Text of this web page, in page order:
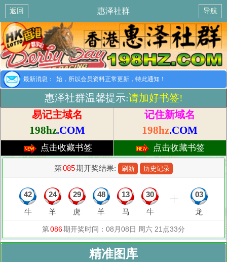
返回 惠泽社群 导航
最新消息：
示：8月1日开始，所以会员资料正常更新，特此通知！
惠泽社群温馨提示:请加好书签!
易记主域名
198hz.COM
记住新域名
198hz.COM
点击收藏书签 点击收藏书签
精准图库